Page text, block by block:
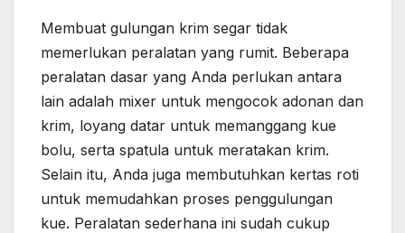
Membuat gulungan krim segar tidak
memerlukan peralatan yang rumit. Beberapa
peralatan dasar yang Anda perlukan antara
lain adalah mixer untuk mengocok adonan dan
krim, loyang datar untuk memanggang kue
bolu, serta spatula untuk meratakan krim.
Selain itu, Anda juga membutuhkan kertas roti
untuk memudahkan proses penggulungan
kue. Peralatan sederhana ini sudah cukup